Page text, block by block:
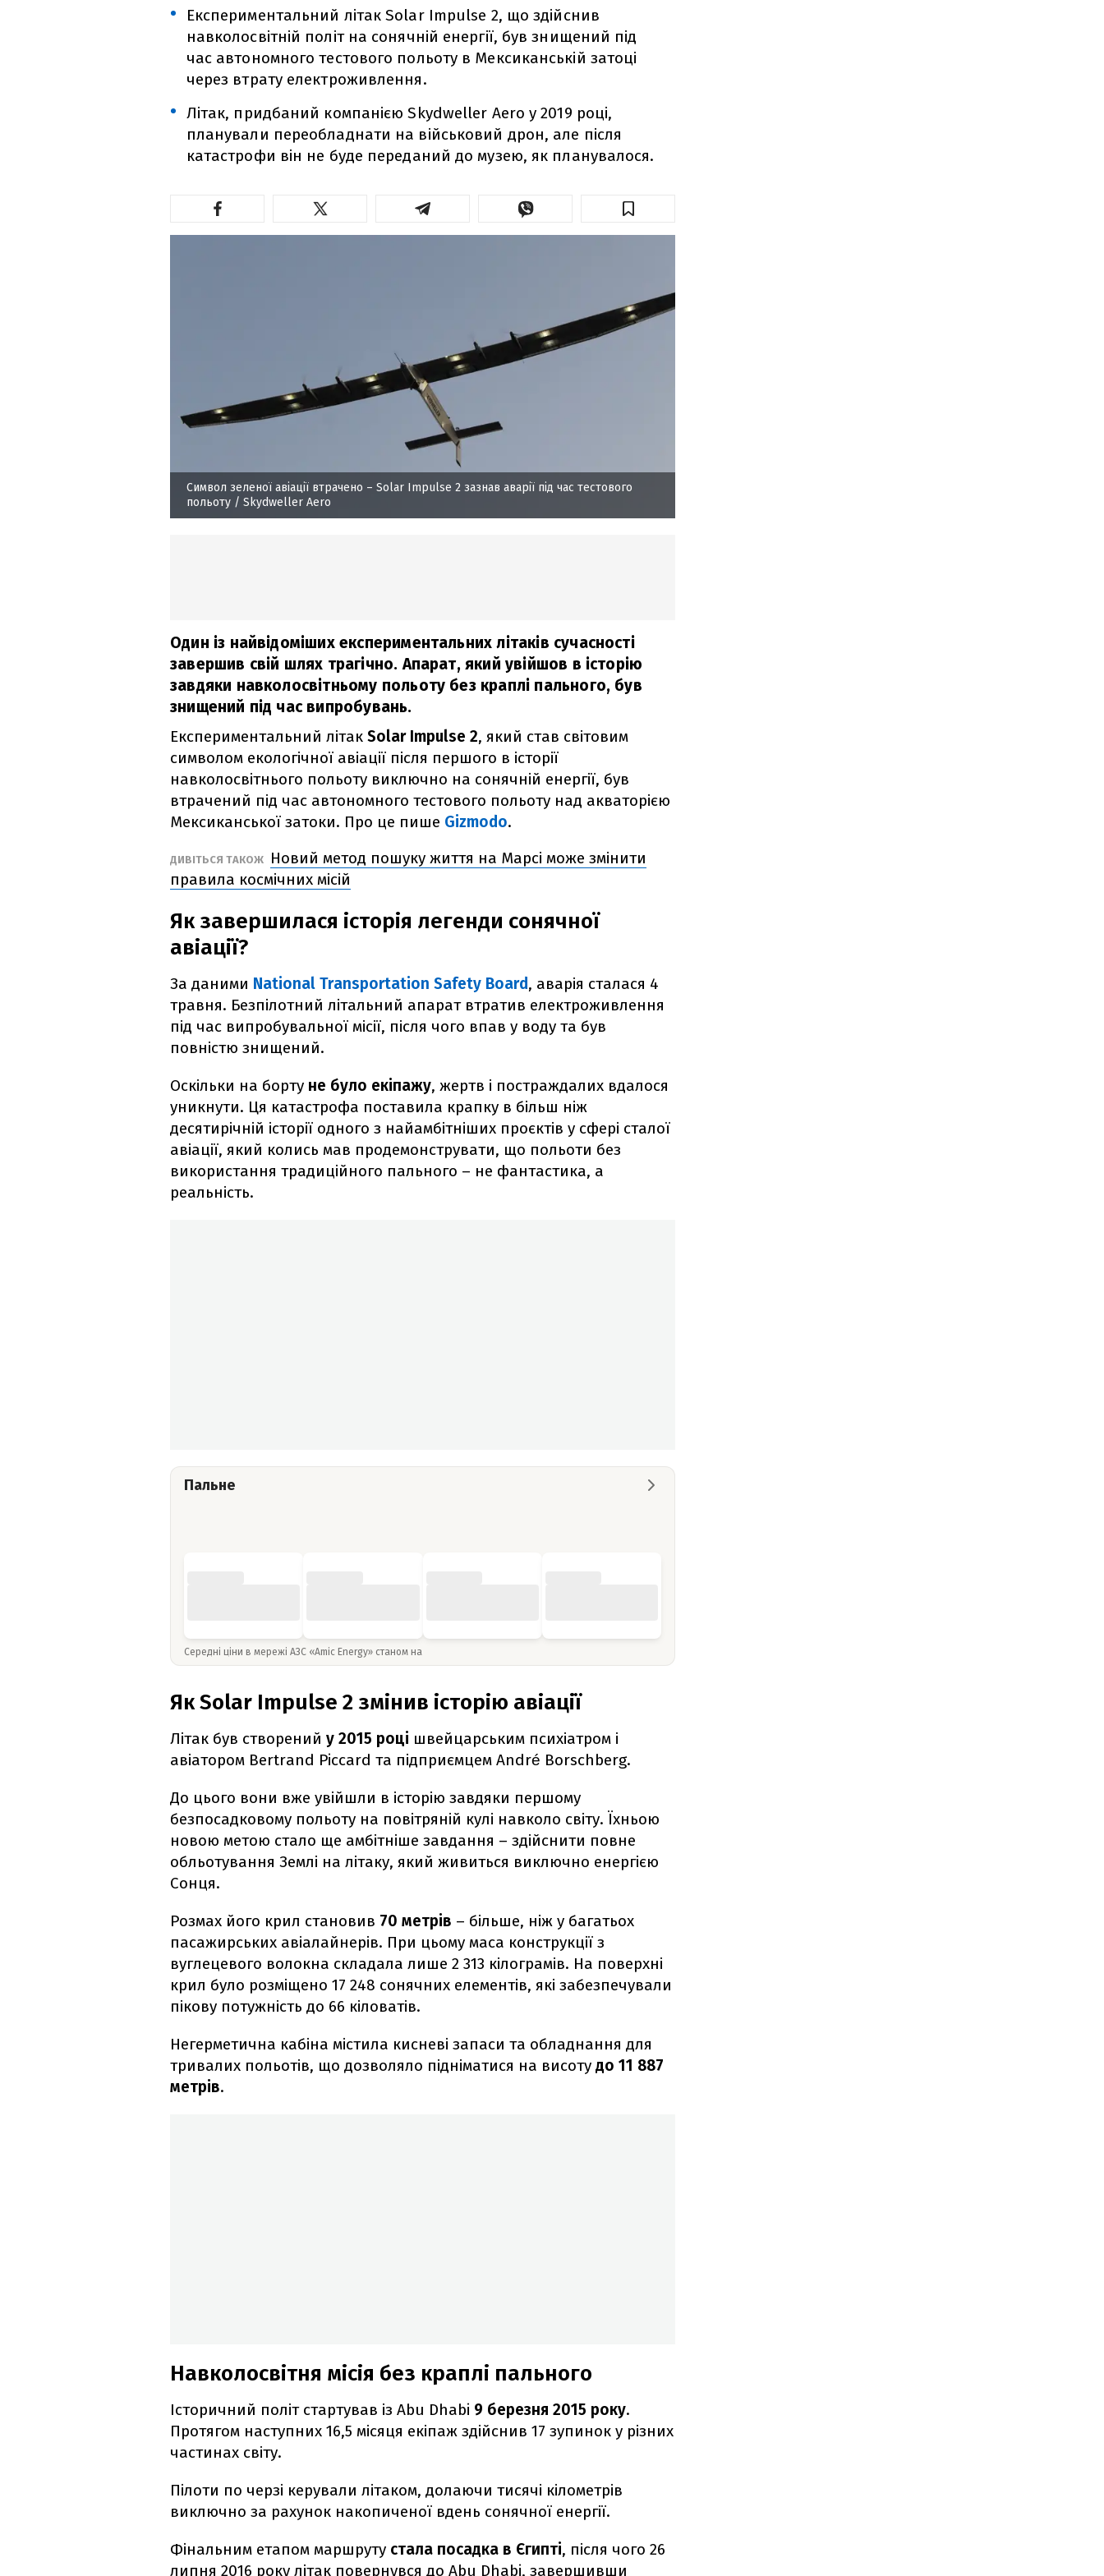
Експериментальний літак Solar Impulse 2, що здійснив
навколосвітній політ на сонячній енергії, був знищений під
час автономного тестового польоту в Мексиканській затоці
через втрату електроживлення.
Літак, придбаний компанією Skydweller Aero у 2019 році,
планували переобладнати на військовий дрон, але після
катастрофи він не буде переданий до музею, як планувалося.
Символ зеленої авіації втрачено – Solar Impulse 2 зазнав аварії під час тестового
польоту / Skydweller Aero
Один із найвідоміших експериментальних літаків сучасності
завершив свій шлях трагічно. Апарат, який увійшов в історію
завдяки навколосвітньому польоту без краплі пального, був
знищений під час випробувань.
Експериментальний літак Solar Impulse 2, який став світовим
символом екологічної авіації після першого в історії
навколосвітнього польоту виключно на сонячній енергії, був
втрачений під час автономного тестового польоту над акваторією
Мексиканської затоки. Про це пише Gizmodo.
ДИВІТЬСЯ ТАКОЖ
Новий метод пошуку життя на Марсі може змінити
правила космічних місій
Як завершилася історія легенди сонячної
авіації?
За даними National Transportation Safety Board, аварія сталася 4
травня. Безпілотний літальний апарат втратив електроживлення
під час випробувальної місії, після чого впав у воду та був
повністю знищений.
Оскільки на борту не було екіпажу, жертв і постраждалих вдалося
уникнути. Ця катастрофа поставила крапку в більш ніж
десятирічній історії одного з найамбітніших проєктів у сфері сталої
авіації, який колись мав продемонструвати, що польоти без
використання традиційного пального – не фантастика, а
реальність.
Пальне
Середні ціни в мережі АЗС «Amic Energy» станом на
Як Solar Impulse 2 змінив історію авіації
Літак був створений у 2015 році швейцарським психіатром і
авіатором Bertrand Piccard та підприємцем André Borschberg.
До цього вони вже увійшли в історію завдяки першому
безпосадковому польоту на повітряній кулі навколо світу. Їхньою
новою метою стало ще амбітніше завдання – здійснити повне
обльотування Землі на літаку, який живиться виключно енергією
Сонця.
Розмах його крил становив 70 метрів – більше, ніж у багатьох
пасажирських авіалайнерів. При цьому маса конструкції з
вуглецевого волокна складала лише 2 313 кілограмів. На поверхні
крил було розміщено 17 248 сонячних елементів, які забезпечували
пікову потужність до 66 кіловатів.
Негерметична кабіна містила кисневі запаси та обладнання для
тривалих польотів, що дозволяло підніматися на висоту до 11 887
метрів.
Навколосвітня місія без краплі пального
Історичний політ стартував із Abu Dhabi 9 березня 2015 року.
Протягом наступних 16,5 місяця екіпаж здійснив 17 зупинок у різних
частинах світу.
Пілоти по черзі керували літаком, долаючи тисячі кілометрів
виключно за рахунок накопиченої вдень сонячної енергії.
Фінальним етапом маршруту стала посадка в Єгипті, після чого 26
липня 2016 року літак повернувся до Abu Dhabi, завершивши